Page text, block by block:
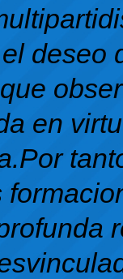
deseo
en